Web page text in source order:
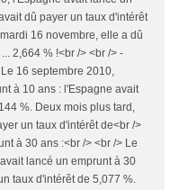
dû payer un taux d'intérêt
16 novembre, elle a dû
2,664 % !<br /> <br /> -
16 septembre 2010,
à 10 ans : l'Espagne avait
%. Deux mois plus tard,
un taux d'intérêt de<br />
à 30 ans :<br /> <br /> Le
lancé un emprunt à 30
taux d'intérêt de 5,077 %.